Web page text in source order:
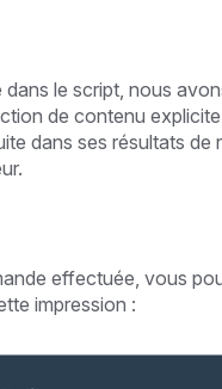
dans le script, nous
de contenu
dans ses résultats de
effectuée, vous
impression :